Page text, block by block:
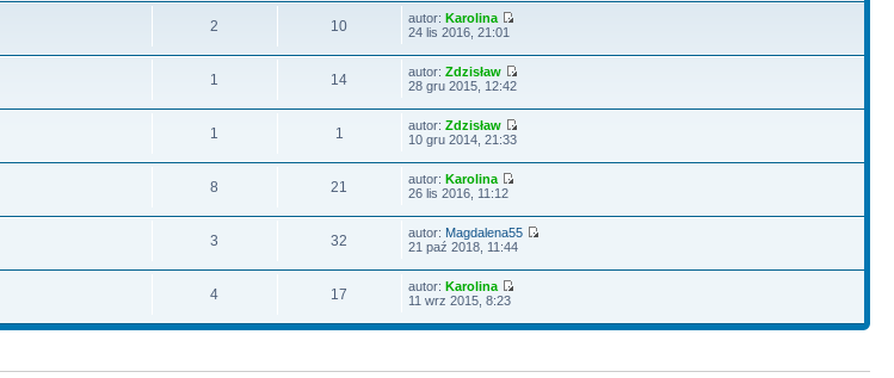
2 10 autor:Karolina
24 lis 2016, 21:01
1 14 autor:Zdzisław
28 gru 2015, 12:42
1 1 autor:Zdzisław
10 gru 2014, 21:33
8 21 autor:Karolina
26 lis 2016, 11:12
3 32 autor: Magdalena55
21 paź 2018, 11:44
4 17 autor:Karolina
11 wrz 2015, 8:23